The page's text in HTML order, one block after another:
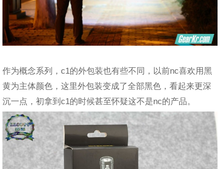
作为概念系列，c1的外包装也有些不同，以前nc喜欢用黑
黄为主体颜色，这里外包装变成了全部黑色，看起来更深
沉一点，初拿到c1的时候甚至怀疑这不是nc的产品。